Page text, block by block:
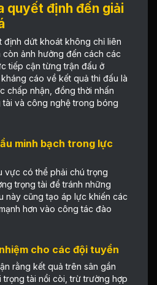
quyết định đến giải
định dứt khoát không chỉ liên
còn ảnh hưởng đến cách các
tiếp cận từng trận đấu ở
cáo về kết quả thi đấu là
chấp nhận, đồng thời nhấn
tài và công nghệ trong bóng
minh bạch trong lực
vực có thể phải chú trọng
trọng tài để tránh những
này cũng tạo áp lực khiến các
hơn vào công tác đào
cho các đội tuyển
rằng kết quả trên sân gần
trọng tài nổi còi, trừ trường hợp